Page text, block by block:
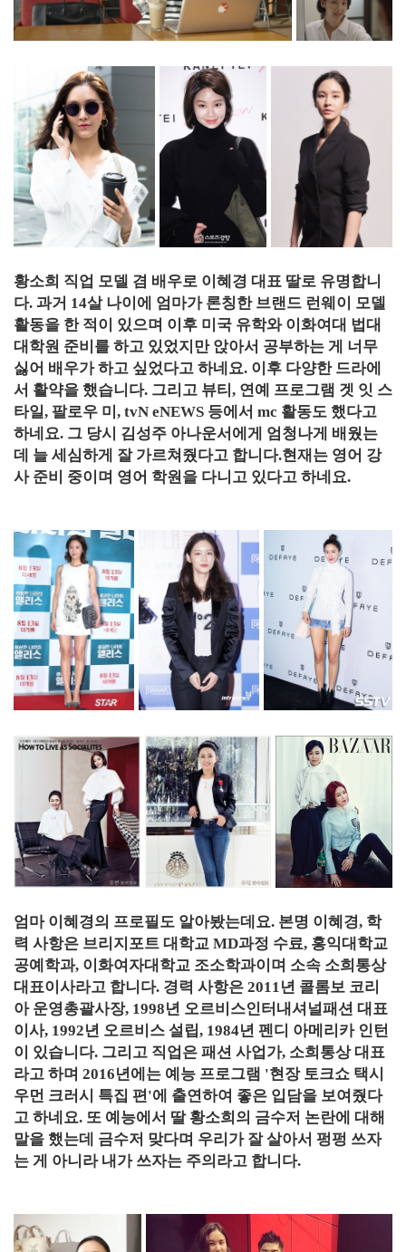
황소희 직업 모델 겸 배우로 이혜경 대표 딸로 유명합니
다. 과거 14살 나이에 엄마가 론칭한 브랜드 런웨이 모델
활동을 한 적이 있으며 이후 미국 유학와 이화여대 법대
대학원 준비를 하고 있었지만 앉아서 공부하는 게 너무
싫어 배우가 하고 싶었다고 하네요. 이후 다양한 드라에
서 활약을 했습니다. 그리고 뷰티, 연예 프로그램 겟 잇 스
타일, 팔로우 미, tvN eNEWS 등에서 mc 활동도 했다고
하네요. 그 당시 김성주 아나운서에게 엄청나게 배웠는
데 늘 세심하게 잘 가르쳐줬다고 합니다.현재는 영어 강
사 준비 중이며 영어 학원을 다니고 있다고 하네요.
엄마 이혜경의 프로필도 알아봤는데요. 본명 이혜경, 학
력 사항은 브리지포트 대학교 MD과정 수료, 홍익대학교
공예학과, 이화여자대학교 조소학과이며 소속 소희통상
대표이사라고 합니다. 경력 사항은 2011년 콜롬보 코리
아 운영총괄사장, 1998년 오르비스인터내셔널패션 대표
이사, 1992년 오르비스 설립, 1984년 펜디 아메리카 인턴
이 있습니다. 그리고 직업은 패션 사업가, 소희통상 대표
라고 하며 2016년에는 예능 프로그램 '현장 토크쇼 택시
우먼 크러시 특집 편'에 출연하여 좋은 입담을 보여줬다
고 하네요. 또 예능에서 딸 황소희의 금수저 논란에 대해
말을 했는데 금수저 맞다며 우리가 잘 살아서 펑펑 쓰자
는 게 아니라 내가 쓰자는 주의라고 합니다.